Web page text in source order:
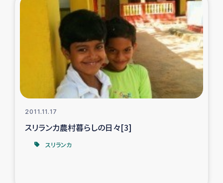
タイ国境ミャンマー移民子ども支援
漁民によるマングローブ植林活動
レバノンでのシリア難民への食糧・越冬支援
レバノンにおける緊急支援
レバノンでのシリア難民への教育支援事業
2011.11.17
スリランカ農村暮らしの日々[3]
スリランカ